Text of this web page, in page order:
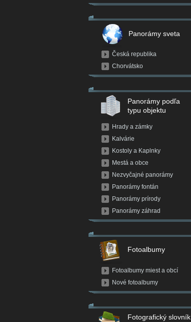
Panorámy sveta
Česká republika
Chorvátsko
Panorámy podľa
typu objektu
Hrady a zámky
Kalvárie
Kostoly a Kaplnky
Mestá a obce
Nezvyčajné panorámy
Panorámy fontán
Panorámy prírody
Panorámy záhrad
Fotoalbumy
Fotoalbumy miest a obcí
Nové fotoalbumy
Fotografický slovník